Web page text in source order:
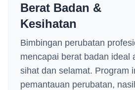
Berat Badan &
Kesihatan
Bimbingan perubatan
mencapai berat badan ideal
sihat dan selamat. Program
pemantauan perubatan,